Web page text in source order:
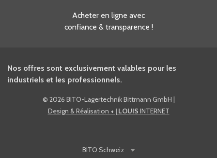
Acheter en ligne avec
confiance & transparence !
Nos offres sont exclusivement valables pour les
industriels et les professionnels.
© 2026 BITO-Lagertechnik Bittmann GmbH |
Design & Réalisation + | LOUIS INTERNET
BITO Schweiz